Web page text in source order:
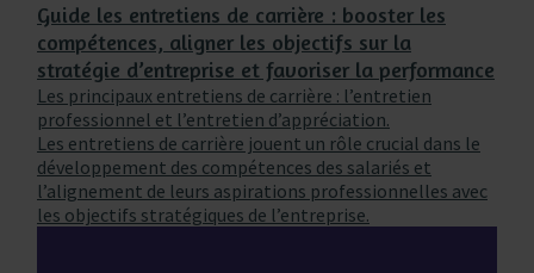
Guide les entretiens de carrière : booster les
compétences, aligner les objectifs sur la
stratégie d’entreprise et favoriser la performance
Les principaux entretiens de carrière : l’entretien
professionnel et l’entretien d’appréciation.
Les entretiens de carrière jouent un rôle crucial dans le
développement des compétences des salariés et
l’alignement de leurs aspirations professionnelles avec
les objectifs stratégiques de l’entreprise.